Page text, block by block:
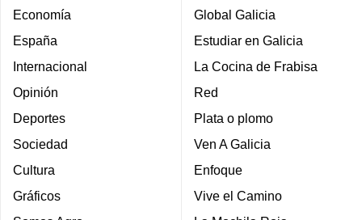
Economía
España
Internacional
Opinión
Deportes
Sociedad
Cultura
Gráficos
Global Galicia
Estudiar en Galicia
La Cocina de Frabisa
Red
Plata o plomo
Ven A Galicia
Enfoque
Vive el Camino